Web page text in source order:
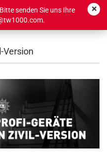
senden Sie uns Ihre
Version